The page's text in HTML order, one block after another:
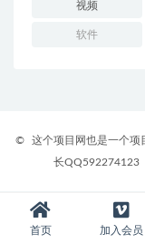
视频
软件
©
这个项目网也是一个项
长QQ592274123
首页 加入会员